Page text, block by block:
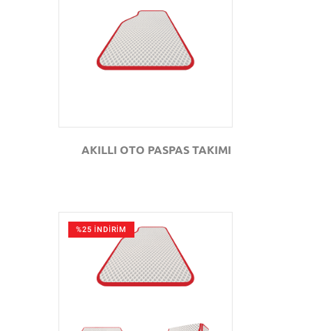
GÖZAT
AKILLI OTO PASPAS TAKIMI
%25 İNDİRİM